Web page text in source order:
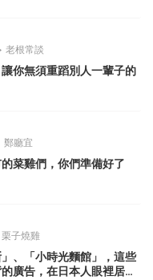
老根常談
你無須重蹈別人一輩子的
鄭廳宜
菜雞們，你們準備好了
栗子燒雞
」、「小時光麵館」，這些
廣告，在日本人眼裡居然